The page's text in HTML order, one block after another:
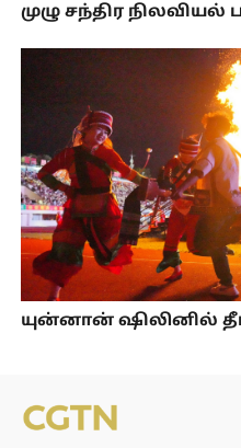
முழு சந்திர
யுன்னான் ஷிலினில்